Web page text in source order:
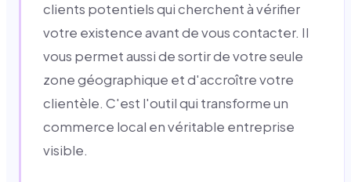
clients potentiels qui cherchent à vérifier
votre existence avant de vous contacter. Il
vous permet aussi de sortir de votre seule
zone géographique et d'accroître votre
clientèle. C'est l'outil qui transforme un
commerce local en véritable entreprise
visible.